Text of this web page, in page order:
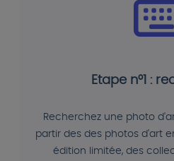
Etape n°1 :
Recherchez une photo
partir des des photos d'art
édition limitée, des